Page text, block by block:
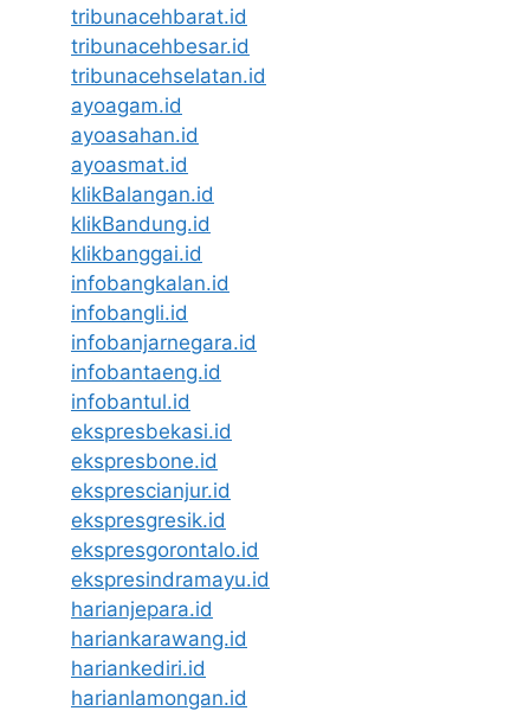
tribunacehbarat.id
tribunacehbesar.id
tribunacehselatan.id
ayoagam.id
ayoasahan.id
ayoasmat.id
klikBalangan.id
klikBandung.id
klikbanggai.id
infobangkalan.id
infobangli.id
infobanjarnegara.id
infobantaeng.id
infobantul.id
ekspresbekasi.id
ekspresbone.id
eksprescianjur.id
ekspresgresik.id
ekspresgorontalo.id
ekspresindramayu.id
harianjepara.id
hariankarawang.id
hariankediri.id
harianlamongan.id